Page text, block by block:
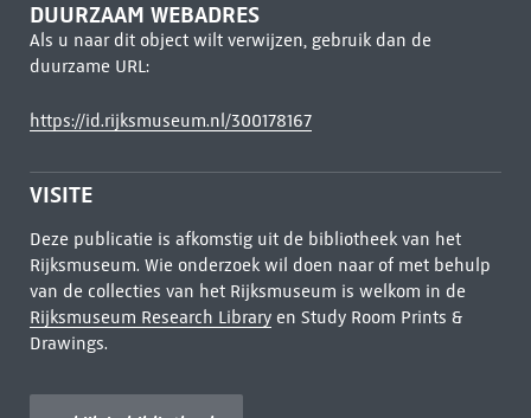
DUURZAAM WEBADRES
Als u naar dit object wilt verwijzen, gebruik dan de
duurzame URL:
https://id.rijksmuseum.nl/300178167
VISITE
Deze publicatie is afkomstig uit de bibliotheek van het
Rijksmuseum. Wie onderzoek wil doen naar of met behulp
van de collecties van het Rijksmuseum is welkom in de
Rijksmuseum Research Libraryen Study Room Prints &
Drawings.